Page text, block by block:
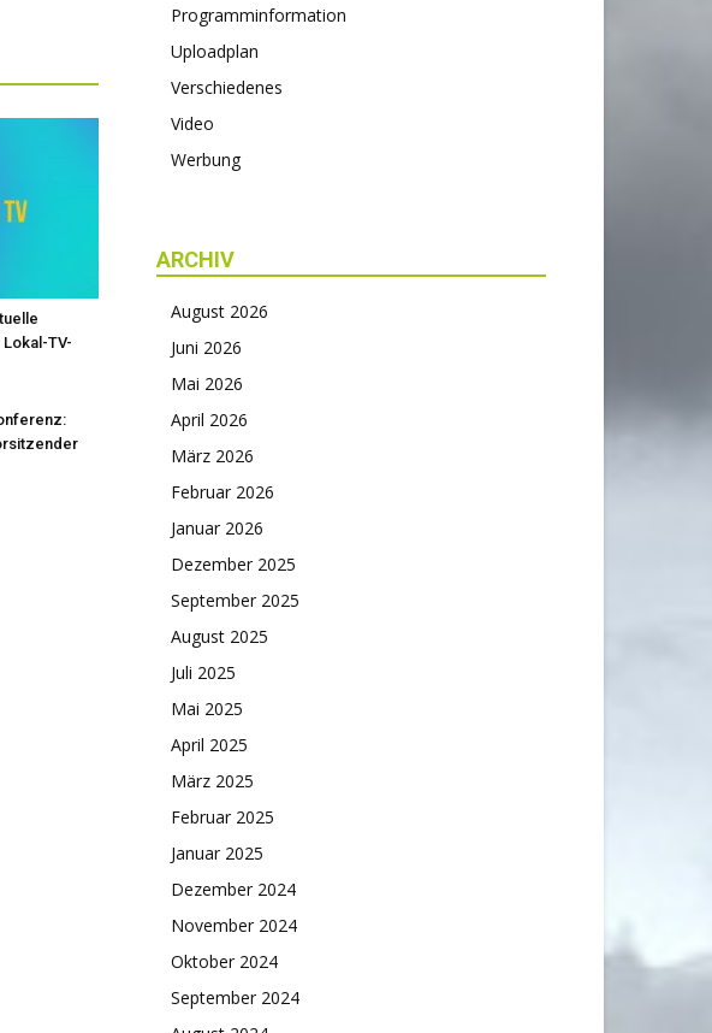
TV-
Programminformation
Uploadplan
Verschiedenes
Video
Werbung
ARCHIV
August 2026
Juni 2026
Mai 2026
April 2026
März 2026
Februar 2026
Januar 2026
Dezember 2025
September 2025
August 2025
Juli 2025
Mai 2025
April 2025
März 2025
Februar 2025
Januar 2025
Dezember 2024
November 2024
Oktober 2024
September 2024